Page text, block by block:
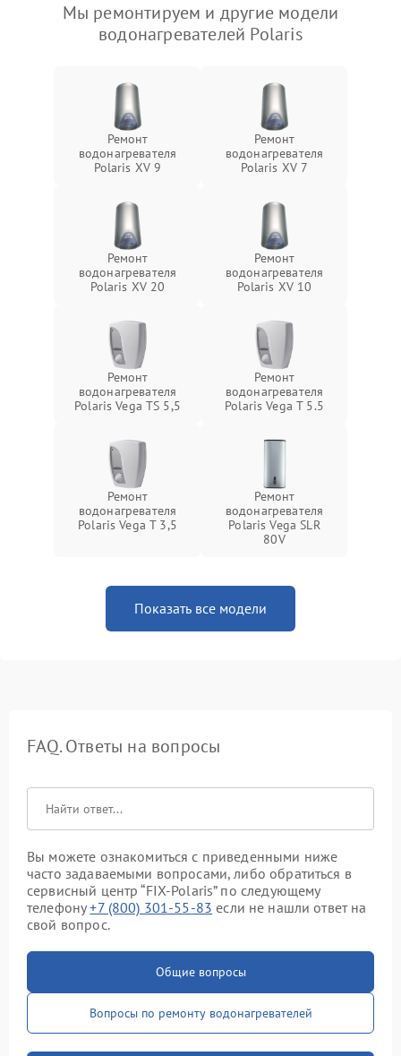
Мы ремонтируем и другие модели
водонагревателей Polaris
Ремонт
водонагревателя
Polaris XV 9
Ремонт
водонагревателя
Polaris XV 7
Ремонт
водонагревателя
Polaris XV 20
Ремонт
водонагревателя
Polaris XV 10
Ремонт
водонагревателя
Polaris Vega TS 5,5
Ремонт
водонагревателя
Polaris Vega T 5.5
Ремонт
водонагревателя
Polaris Vega T 3,5
Ремонт
водонагревателя
Polaris Vega SLR
80V
Показать все модели
FAQ. Ответы на вопросы
Вы можете ознакомиться с приведенными ниже
часто задаваемыми вопросами, либо обратиться в
сервисный центр “FIX-Polaris” по следующему
телефону+7 (800) 301-55-83 если не нашли ответ на
свой вопрос.
Общие вопросы
Вопросы по ремонту водонагревателей